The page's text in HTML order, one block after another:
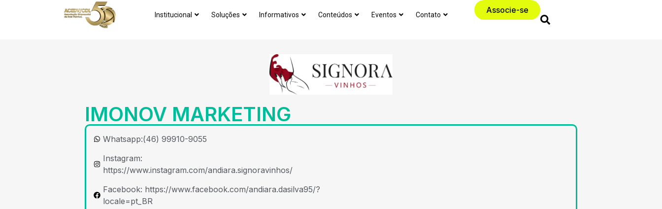
Institucional Soluções Informativos Conteúdos Eventos Contato Associe-se
IMONOV MARKETING
Whatsapp:(46) 99910-9055
Instagram:
https://www.instagram.com/andiara.signoravinhos/
Facebook: https://www.facebook.com/andiara.dasilva95/?
locale=pt_BR